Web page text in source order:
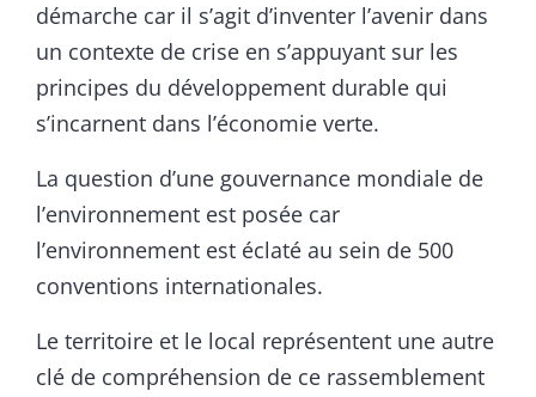
démarche car il s’agit d’inventer l’avenir dans
un contexte de crise en s’appuyant sur les
principes du développement durable qui
s’incarnent dans l’économie verte.
La question d’une gouvernance mondiale de
l’environnement est posée car
l’environnement est éclaté au sein de 500
conventions internationales.
Le territoire et le local représentent une autre
clé de compréhension de ce rassemblement